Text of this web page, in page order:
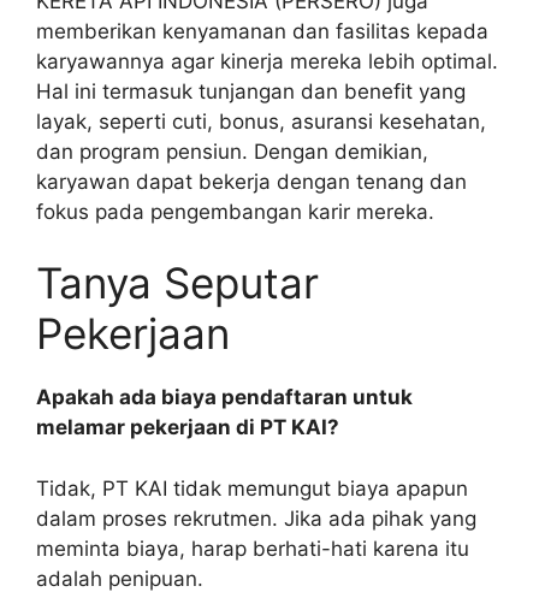
memberikan kenyamanan dan fasilitas kepada
karyawannya agar kinerja mereka lebih optimal.
Hal ini termasuk tunjangan dan benefit yang
layak, seperti cuti, bonus, asuransi kesehatan,
dan program pensiun. Dengan demikian,
karyawan dapat bekerja dengan tenang dan
fokus pada pengembangan karir mereka.
Tanya Seputar
Pekerjaan
Apakah ada biaya pendaftaran untuk
melamar pekerjaan di PT KAI?
Tidak, PT KAI tidak memungut biaya apapun
dalam proses rekrutmen. Jika ada pihak yang
meminta biaya, harap berhati-hati karena itu
adalah penipuan.